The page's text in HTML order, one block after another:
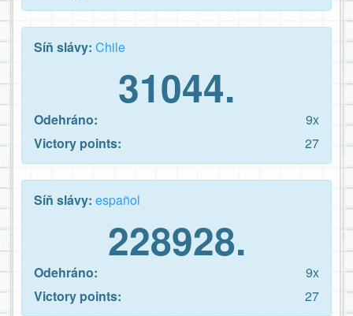
Síň slávy: Chile
31044.
Odehráno:
9x
Victory points:
27
Síň slávy: español
228928.
Odehráno:
9x
Victory points:
27